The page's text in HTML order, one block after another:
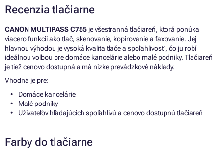
Recenzia tlačiarne
CANON MULTIPASS C755 je všestranná tlačiareň, ktorá ponúka
viacero funkcií ako tlač, skenovanie, kopírovanie a faxovanie. Jej
hlavnou výhodou je vysoká kvalita tlače a spoľahlivosť, čo ju robí
ideálnou voľbou pre domáce kancelárie alebo malé podniky. Tlačiareň
je tiež cenovo dostupná a má nízke prevádzkové náklady.
Vhodná je pre:
Domáce kancelárie
Malé podniky
Užívateľov hľadajúcich spoľahlivú a cenovo dostupnú tlačiareň
Farby do tlačiarne